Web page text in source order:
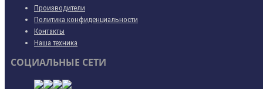
Производители
Политика конфиденциальности
Контакты
Наша техника
СОЦИАЛЬНЫЕ СЕТИ